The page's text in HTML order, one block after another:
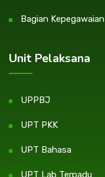
Bagian Kepegawaian
Unit Pelaksana
UPPBJ
UPT PKK
UPT Bahasa
UPT Lab Terpadu